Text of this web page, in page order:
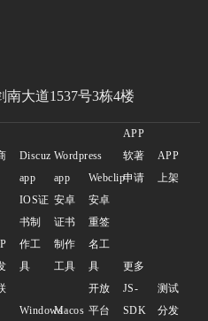
大道1537号3栋4楼
Discuz
app
Wordpress
app
Webclip
APP
软著
申请
APP
上架
IOS证
书制
作工
具
安卓
证书
制作
工具
安卓
重签
名工
具
更多
WindowsMacos
开放
平台
JS-
SDK
测试
分发